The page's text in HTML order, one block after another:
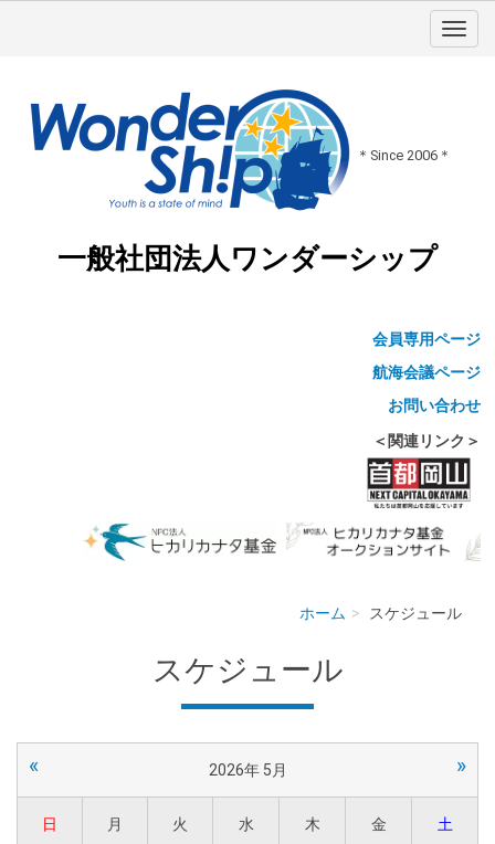
＊Since 2006＊
一般社団法人ワンダーシップ
会員専用ページ
航海会議ページ
お問い合わせ
＜関連リンク＞
ホーム スケジュール
スケジュール
« 2026年 5月 »
日 月 火 水 木 金 土